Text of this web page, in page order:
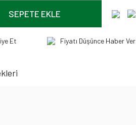
SEPETE EKLE
Et Fiyatı Düşünce Haber Ver